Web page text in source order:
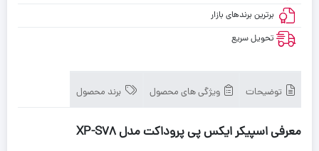
برترین برندهای بازار
تحویل سریع
توضیحات ویژگی های محصول برند محصول
معرفی اسپیکر ایکس پی پروداکت مدل XP-S78